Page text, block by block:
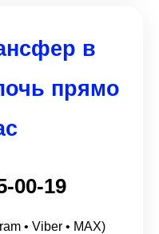
в
прямо
00-19
• Viber • MAX)